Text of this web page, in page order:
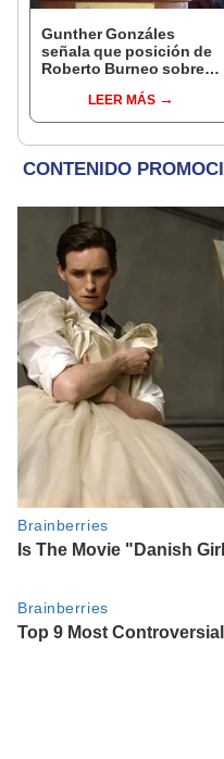
Gunther Gonzáles
señala que posición de
Roberto Burneo sobre
Aliaga no representan al
JNE
LEER MÁS